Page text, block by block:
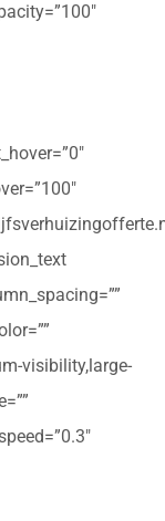
visibility,large-